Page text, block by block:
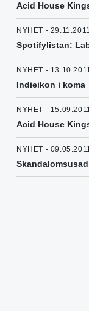
Acid House
NYHET - 29.11.2011
Spotifylistan:
NYHET -
Indieikon i koma
NYHET -
Acid House
NYHET -